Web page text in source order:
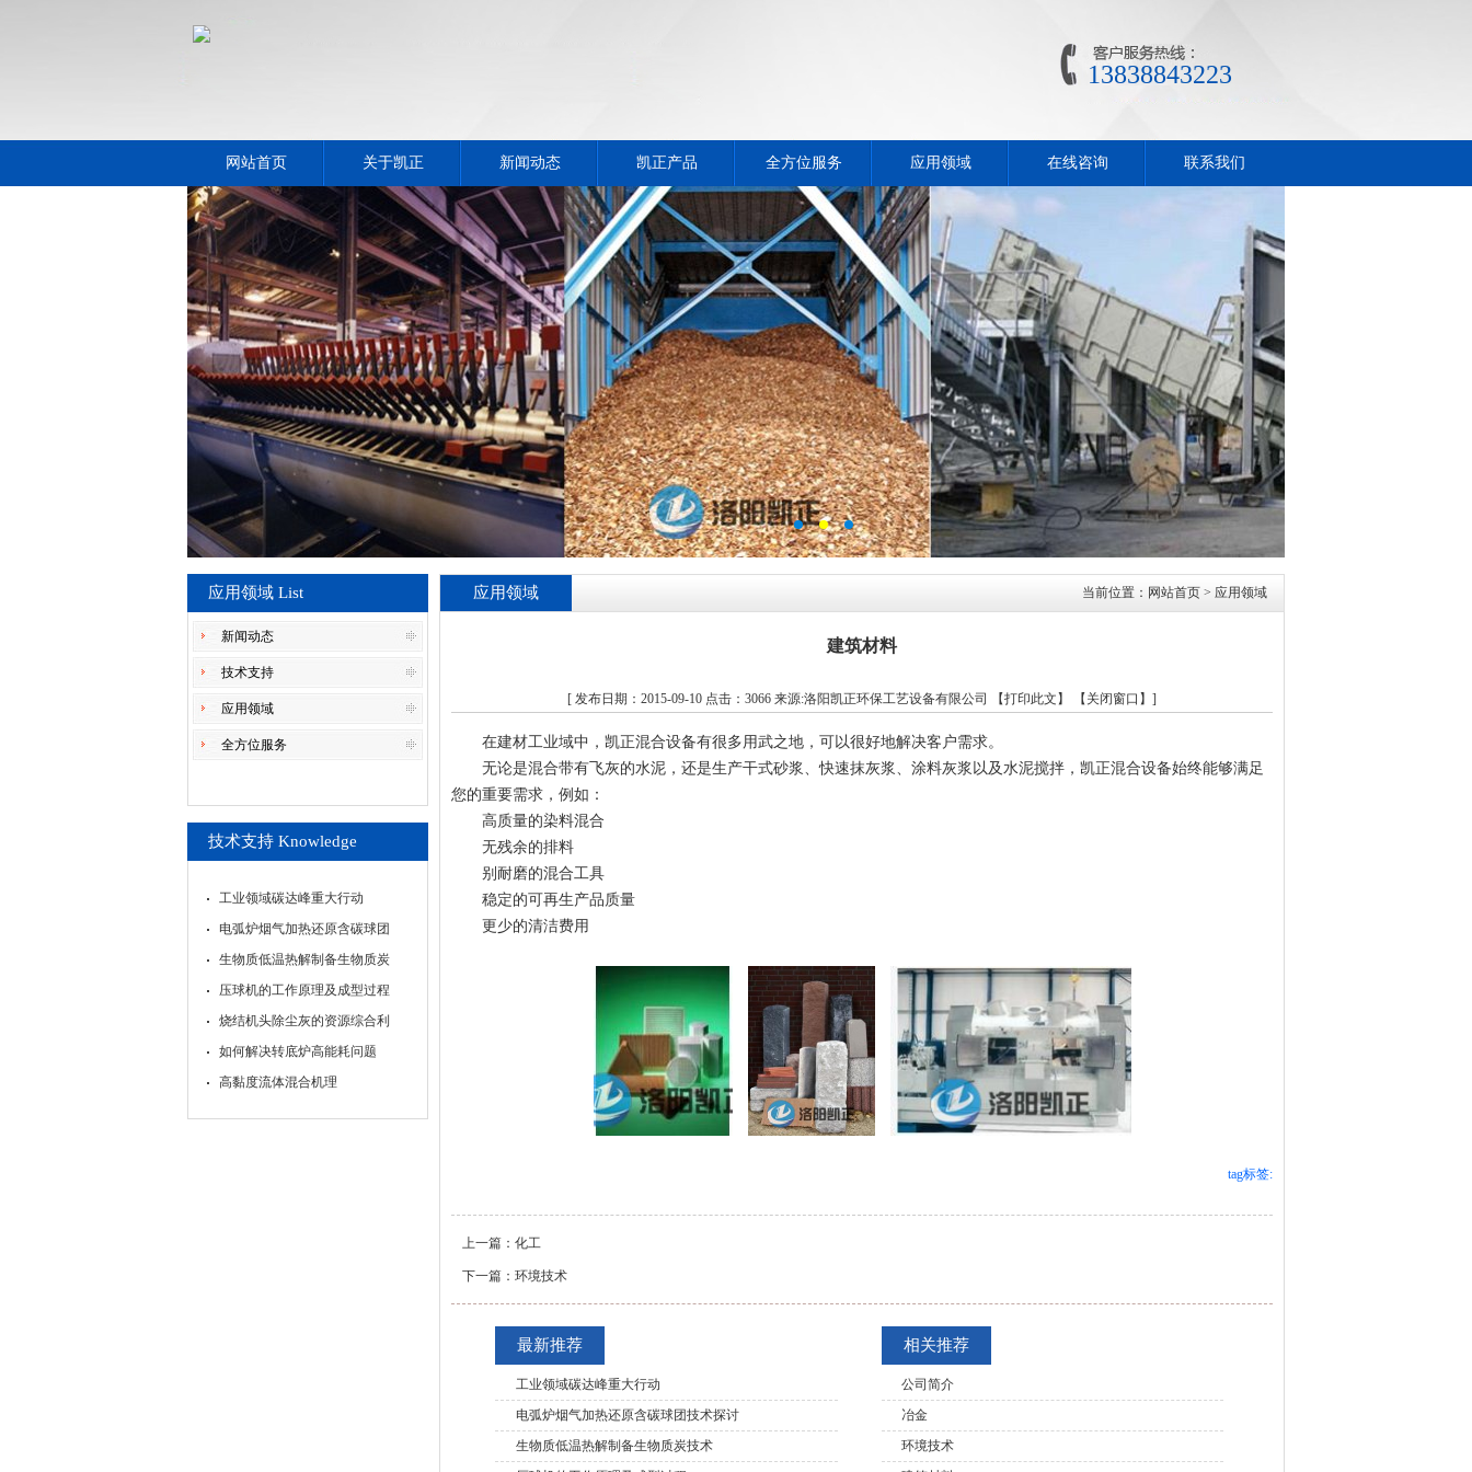
13838843223
网站首页 关于凯正 新闻动态 凯正产品 全方位服务 应用领域 在线咨询 联系我们
应用领域 List
新闻动态
技术支持
应用领域
全方位服务
技术支持 Knowledge
工业领域碳达峰重大行动
电弧炉烟气加热还原含碳球团
生物质低温热解制备生物质炭
压球机的工作原理及成型过程
烧结机头除尘灰的资源综合利
如何解决转底炉高能耗问题
高黏度流体混合机理
应用领域 当前位置： 网站首页 > 应用领域
建筑材料
[ 发布日期：2015-09-10 点击：3066 来源:洛阳凯正环保工艺设备有限公司 【打印此文】 【关闭窗口】 ]
在建材工业域中，凯正混合设备有很多用武之地，可以很好地解决客户需求。
无论是混合带有飞灰的水泥，还是生产干式砂浆、快速抹灰浆、涂料灰浆以及水泥搅拌，凯正混合设备始终能够满足
您的重要需求，例如：
高质量的染料混合
无残余的排料
别耐磨的混合工具
稳定的可再生产品质量
更少的清洁费用
tag标签:
上一篇： 化工
下一篇： 环境技术
最新推荐
工业领域碳达峰重大行动
电弧炉烟气加热还原含碳球团技术探讨
生物质低温热解制备生物质炭技术
相关推荐
公司简介
冶金
环境技术